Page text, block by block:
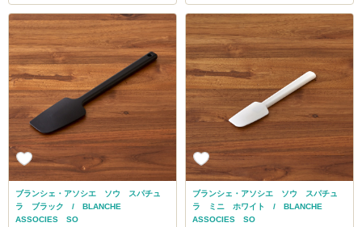
ブランシェ・アソシエ ソウ スパチュ
ラ ブラック / BLANCHE
ASSOCIES SO
ブランシェ・アソシエ ソウ スパチュ
ラ ミニ ホワイト / BLANCHE
ASSOCIES SO